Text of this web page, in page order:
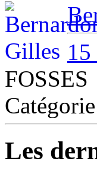
FOSSES
Les